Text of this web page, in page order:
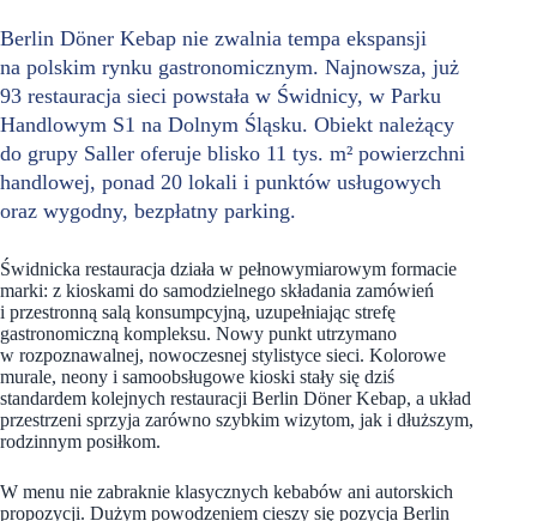
Berlin Döner Kebap nie zwalnia tempa ekspansji
na polskim rynku gastronomicznym. Najnowsza, już
93 restauracja sieci powstała w Świdnicy, w Parku
Handlowym S1 na Dolnym Śląsku. Obiekt należący
do grupy Saller oferuje blisko 11 tys. m² powierzchni
handlowej, ponad 20 lokali i punktów usługowych
oraz wygodny, bezpłatny parking.
Świdnicka restauracja działa w pełnowymiarowym formacie
marki: z kioskami do samodzielnego składania zamówień
i przestronną salą konsumpcyjną, uzupełniając strefę
gastronomiczną kompleksu. Nowy punkt utrzymano
w rozpoznawalnej, nowoczesnej stylistyce sieci. Kolorowe
murale, neony i samoobsługowe kioski stały się dziś
standardem kolejnych restauracji Berlin Döner Kebap, a układ
przestrzeni sprzyja zarówno szybkim wizytom, jak i dłuższym,
rodzinnym posiłkom.
W menu nie zabraknie klasycznych kebabów ani autorskich
propozycji. Dużym powodzeniem cieszy się pozycja Berlin